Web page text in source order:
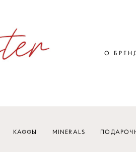
О
КАФФЫ MINERALS